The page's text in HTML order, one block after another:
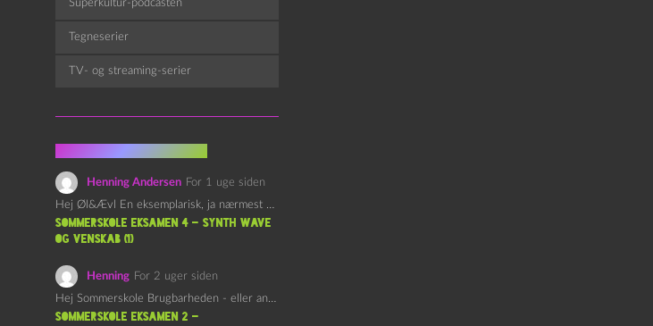
Superkultur-podcasten
Tegneserier
TV- og streaming-serier
Henning Andersen For 1 uge siden
Hej Øl&Ævl En eksemplarisk, ja nærmest yndefuld, afslutning på SOMMERSKOLEN.…
Sommerskole Eksamen 4 – Synth Wave
og Venskab (1)
Henning For 2 uger siden
Hej Sommerskole Brugbarheden - eller anvendeligheden - af "Øl&Ævl" er…
Sommerskole Eksamen 2 –